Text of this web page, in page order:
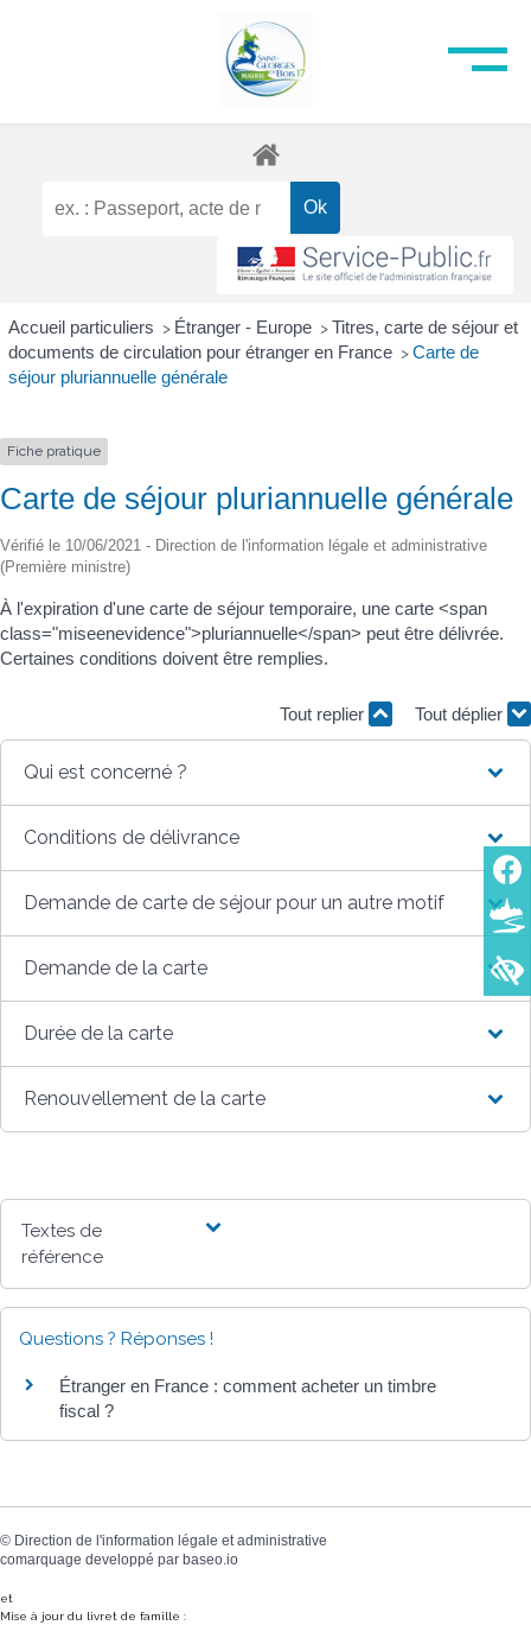
Accueil particuliers > Étranger - Europe > Titres, carte de séjour et
documents de circulation pour étranger en France > Carte de
séjour pluriannuelle générale
Fiche pratique
Carte de séjour pluriannuelle générale
Vérifié le 10/06/2021 - Direction de l'information légale et administrative
(Première ministre)
À l'expiration d'une carte de séjour temporaire, une carte <span
class="miseenevidence">pluriannuelle</span> peut être délivrée.
Certaines conditions doivent être remplies.
Tout replier Tout déplier
Qui est concerné ?
Conditions de délivrance
Demande de carte de séjour pour un autre motif
Demande de la carte
Durée de la carte
Renouvellement de la carte
Textes de
référence
Questions ? Réponses !
Étranger en France : comment acheter un timbre
fiscal ?
© Direction de l'information légale et administrative
comarquage developpé par baseo.io
et
Mise à jour du livret de famille :